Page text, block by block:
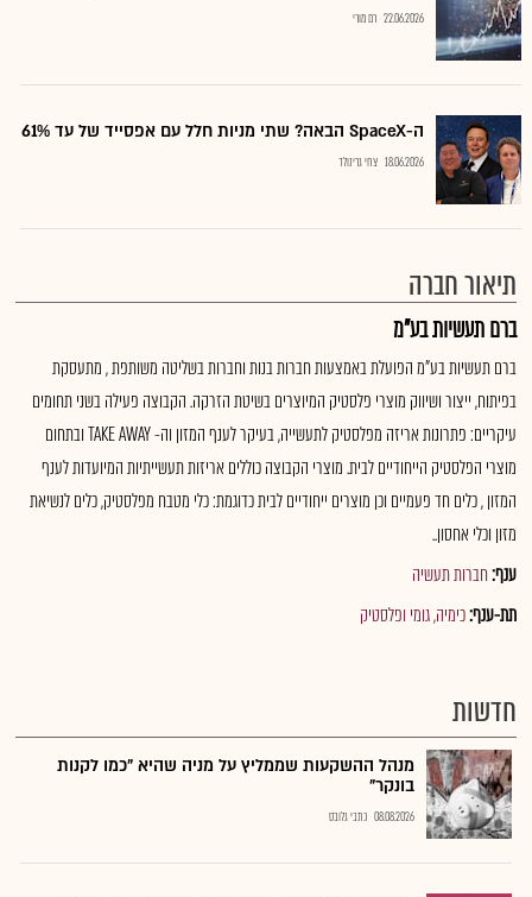
22.06.2026 רם מורי
ה-SpaceX הבאה? שתי מניות חלל עם אפסייד של עד 61%
18.06.2026 צחי גרינולד
תיאור חברה
ברם תעשיות בע"מ
ברם תעשיות בע"מ הפועלת באמצעות חברות בנות וחברות בשליטה משותפת , מתעסקת
בפיתוח, ייצור ושיווק מוצרי פלסטיק המיוצרים בשיטת הזרקה. הקבוצה פעילה בשני תחומים
עיקריים: פתרונות אריזה מפלסטיק לתעשייה, בעיקר לענף המזון וה- TAKE AWAY ובתחום
מוצרי הפלסטיק הייחודיים לבית. מוצרי הקבוצה כוללים אריזות תעשייתיות המיועדות לענף
המזון , כלים חד פעמיים וכן מוצרים ייחודיים לבית כדוגמת: כלי מטבח מפלסטיק, כלים לנשיאת
מזון וכלי אחסון..
ענף:חברות תעשיה
תת-ענף:כימיה, גומי ופלסטיק
חדשות
מנהל ההשקעות שממליץ על מניה שהיא "כמו לקנות
בונקר"
08.08.2026 כתבי גלובס